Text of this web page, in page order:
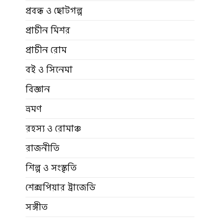
প্রবন্ধ ও ছোটগল্প
প্রাচীন মিশর
প্রাচীন রোম
বই ও সিনেমা
বিজ্ঞান
ভ্রমণ
রহস্য ও রোমাঞ্চ
রাজনীতি
শিল্প ও সংস্কৃতি
শেক্সপিয়ার ট্রাজেডি
সঙ্গীত